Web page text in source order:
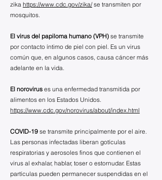
zika https://www.cdc.gov/zika/se transmiten por
mosquitos.
El virus del papiloma humano (VPH) se transmite
por contacto íntimo de piel con piel. Es un virus
común que, en algunos casos, causa cáncer más
adelante en la vida.
El norovirus es una enfermedad transmitida por
alimentos en los Estados Unidos.
https://www.cdc.gov/norovirus/about/index.html
COVID-19 se transmite principalmente por el aire.
Las personas infectadas liberan gotículas
respiratorias y aerosoles finos que contienen el
virus al exhalar, hablar, toser o estornudar. Estas
partículas pueden permanecer suspendidas en el